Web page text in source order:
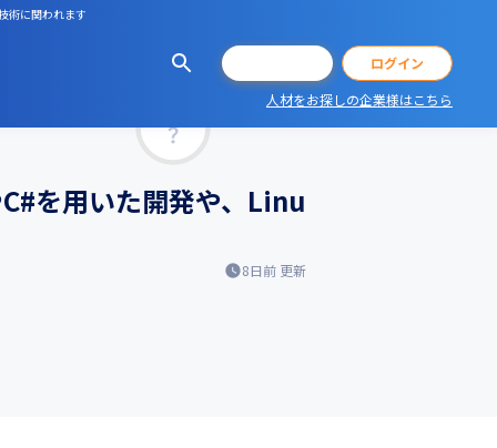
術に関われます
ログイン
人材をお探しの企業様はこちら
を用いた開発や、Linu
8日前 更新